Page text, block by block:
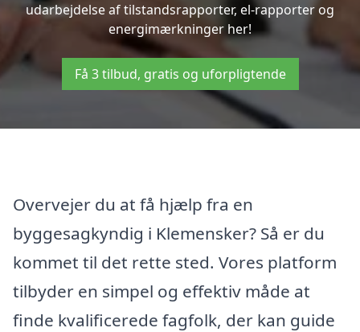
udarbejdelse af tilstandsrapporter, el-rapporter og
energimærkninger her!
Få 3 tilbud, gratis og uforpligtende
Overvejer du at få hjælp fra en
byggesagkyndig i Klemensker? Så er du
kommet til det rette sted. Vores platform
tilbyder en simpel og effektiv måde at
finde kvalificerede fagfolk, der kan guide